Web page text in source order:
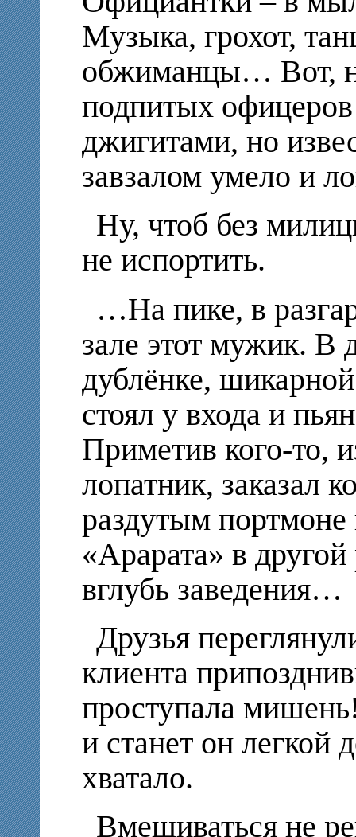
Музыка, грохот,
обжиманцы… Вот,
подпитых
джигитами, но
завзалом умело и
Ну, чтоб без
не испортить.
…На пике, в
зале этот мужик. В
дублёнке,
стоял у входа и
Приметив кого-то,
лопатник, заказал
раздутым
«Арарата» в
вглубь заведения…
Друзья
клиента
проступала
и станет он легкой
хватало.
Вмешиваться не